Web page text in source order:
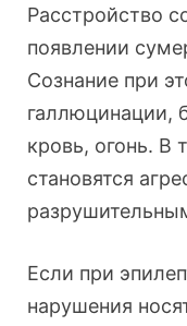
Расстройство
появлении
Сознание при
галлюцинации,
кровь, огонь. В
становятся
Если при
нарушения